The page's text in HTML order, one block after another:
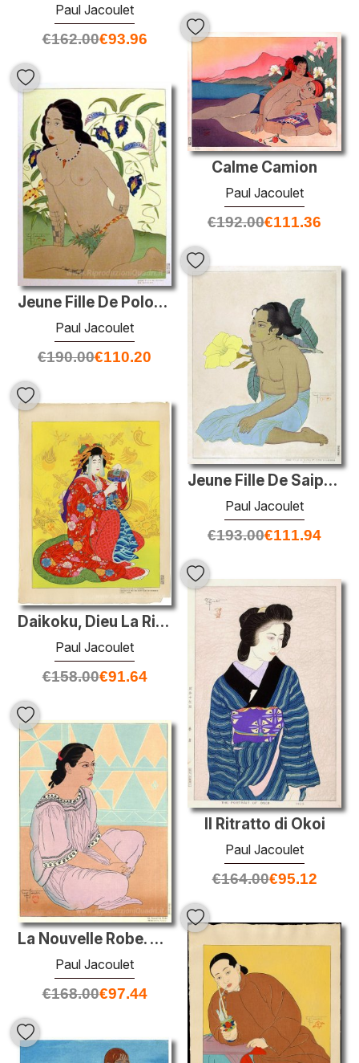
Paul Jacoulet
€162.00€93.96
Calme Camion
Paul Jacoulet
€192.00€111.36
Jeune Fille De Polowat. Est Carolines
Paul Jacoulet
€190.00€110.20
Jeune Fille De Saipan Et Fleurs D'Hibiscus. Marianes
Paul Jacoulet
€193.00€111.94
Daikoku, Dieu La Richesse Personnifie Par Une Courtisane Du Shim
Paul Jacoulet
€158.00€91.64
Il Ritratto di Okoi
Paul Jacoulet
€164.00€95.12
La Nouvelle Robe. Metalanim, Ponape
Paul Jacoulet
€168.00€97.44